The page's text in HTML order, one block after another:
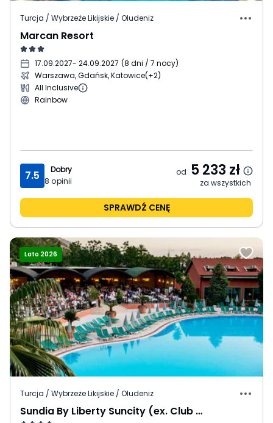
Turcja / Wybrzeże Likijskie / Oludeniz
Marcan Resort
17.09.2027- 24.09.2027 (8 dni / 7 nocy)
Warszawa, Gdańsk, Katowice(+2)
All Inclusive
Rainbow
7.5
Dobry
8 opinii
od 5 233 zł
za wszystkich
SPRAWDŹ CENĘ
Lato 2026
Turcja / Wybrzeże Likijskie / Oludeniz
Sundia By Liberty Suncity (ex. Club Sun City)